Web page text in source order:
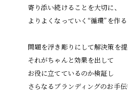
寄り添い続けることを大切に、
よりよくなっていく“循環”を作
問題を浮き彫りにして解決策を
それがちゃんと効果を出して
お役に立てているのか検証し
さらなるブランディングのお手